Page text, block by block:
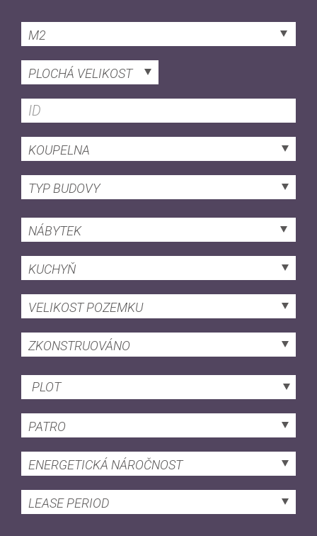
M2
PLOCHÁ VELIKOST
KOUPELNA
TYP BUDOVY
NÁBYTEK
KUCHYŇ
VELIKOST POZEMKU
ZKONSTRUOVÁNO
PLOT
PATRO
ENERGETICKÁ NÁROČNOST
LEASE PERIOD